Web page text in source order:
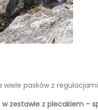
pasków z
zestawie z plecakiem –